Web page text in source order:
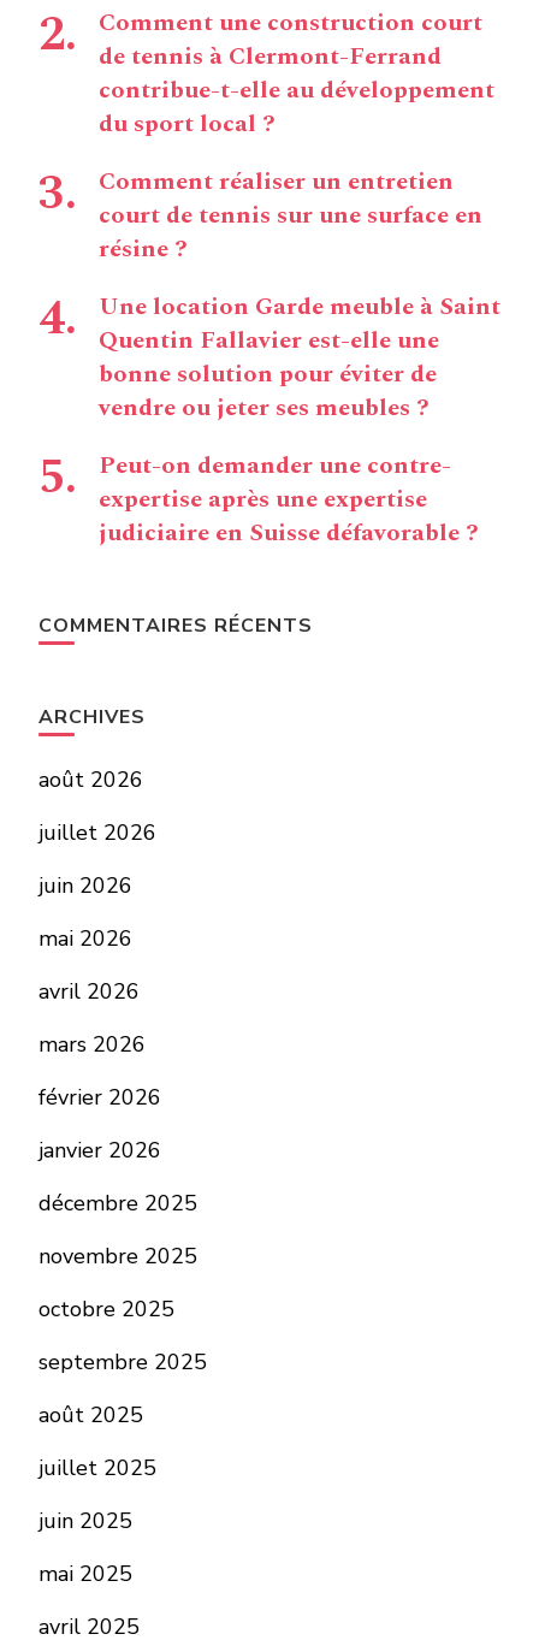
Comment une construction court
de tennis à Clermont-Ferrand
contribue-t-elle au développement
du sport local ?
Comment réaliser un entretien
court de tennis sur une surface en
résine ?
Une location Garde meuble à Saint
Quentin Fallavier est-elle une
bonne solution pour éviter de
vendre ou jeter ses meubles ?
Peut-on demander une contre-
expertise après une expertise
judiciaire en Suisse défavorable ?
COMMENTAIRES RÉCENTS
ARCHIVES
août 2026
juillet 2026
juin 2026
mai 2026
avril 2026
mars 2026
février 2026
janvier 2026
décembre 2025
novembre 2025
octobre 2025
septembre 2025
août 2025
juillet 2025
juin 2025
mai 2025
avril 2025